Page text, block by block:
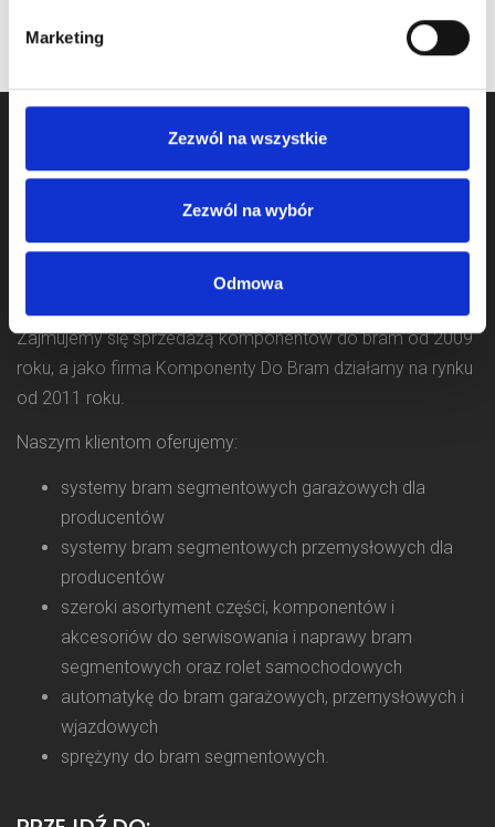
Marketing
Zezwól na wszystkie
Zezwól na wybór
Odmowa
Zajmujemy się sprzedażą komponentów do bram od 2009
roku, a jako firma Komponenty Do Bram działamy na rynku
od 2011 roku.
Naszym klientom oferujemy:
systemy bram segmentowych garażowych dla
producentów
systemy bram segmentowych przemysłowych dla
producentów
szeroki asortyment części, komponentów i
akcesoriów do serwisowania i naprawy bram
segmentowych oraz rolet samochodowych
automatykę do bram garażowych, przemysłowych i
wjazdowych
sprężyny do bram segmentowych.